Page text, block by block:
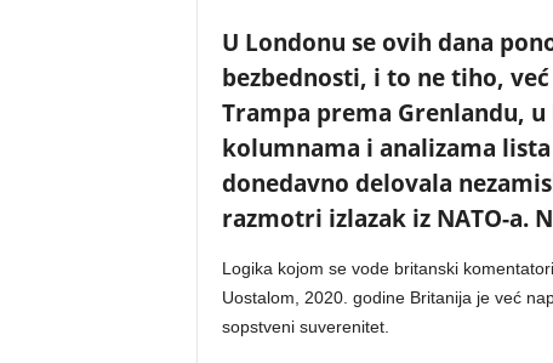
U Londonu se ovih dana
bezbednosti, i to ne tiho,
Trampa prema Grenlandu,
kolumnama i analizama
donedavno delovala
razmotri izlazak iz NATO-a.
Logika kojom se vode britanski
Uostalom, 2020. godine Britanija je već
sopstveni suverenitet.